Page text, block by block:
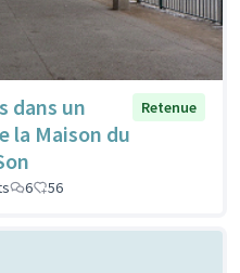
dans un
la Maison du
Retenue
6 56